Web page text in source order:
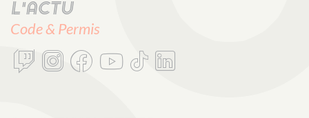
L'actu
Code & Permis